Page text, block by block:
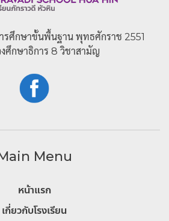
รศึกษาขั้นพื้นฐาน พุทธศักราช 2551
ศึกษาธิการ 8 วิชาสามัญ
Menu
หน้าแรก
เกี่ยวกับโรงเรียน